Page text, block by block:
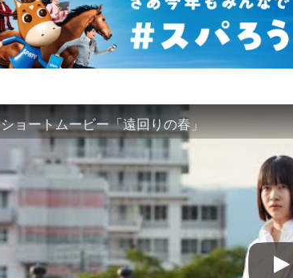
ショートムービー「遠回りの春」